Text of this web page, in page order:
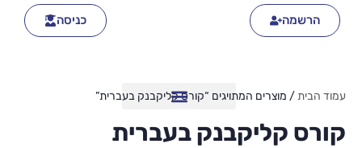
הרשמה כניסה
עמוד הבית/ מוצרים המתויגים “קורס קליקבנק בעברית”
קורס קליקבנק בעברית